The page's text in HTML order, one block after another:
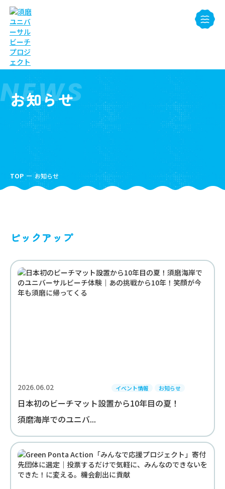
お知らせ
NEWS
TOP お知らせ
ピックアップ
2026.06.02 イベント情報 お知らせ
日本初のビーチマット設置から10年目の夏！
須磨海岸でのユニバ...